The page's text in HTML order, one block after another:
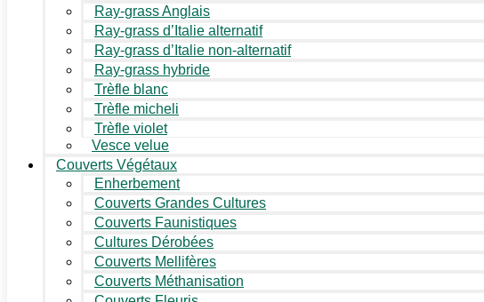
Ray-grass Anglais
Ray-grass d’Italie alternatif
Ray-grass d’Italie non-alternatif
Ray-grass hybride
Trèfle blanc
Trèfle micheli
Trèfle violet
Vesce velue
Couverts Végétaux
Enherbement
Couverts Grandes Cultures
Couverts Faunistiques
Cultures Dérobées
Couverts Mellifères
Couverts Méthanisation